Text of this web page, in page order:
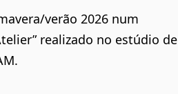
verão 2026 num
realizado no estúdio de